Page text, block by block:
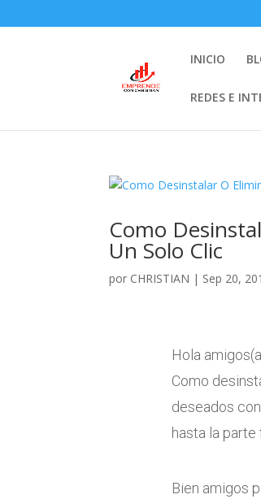
INICIO
REDES E
Como
Un Solo Clic
por CHRISTIAN | Sep 20,
Hola
Como
deseados
hasta la parte
Bien amigos